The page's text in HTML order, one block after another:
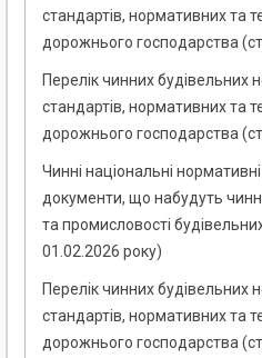
стандартів, нормативних та
дорожнього господарства
Перелік чинних будівельних
стандартів, нормативних та
дорожнього господарства
Чинні національні
документи, що набудуть
та промисловості
01.02.2026 року)
Перелік чинних будівельних
стандартів, нормативних та
дорожнього господарства